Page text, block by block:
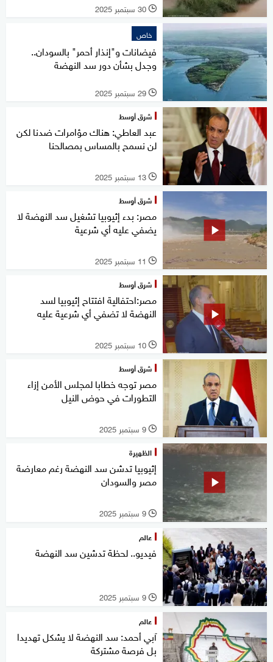
l 30 سبتمبر 2025
خاص
فيضانات و"إنذار أحمر" بالسودان..
وجدل بشأن دور سد النهضة
l 29 سبتمبر 2025
شرق أوسط
عبد العاطي: هناك مؤامرات ضدنا لكن
لن نسمح بالمساس بمصالحنا
l 13 سبتمبر 2025
شرق أوسط
مصر: بدء إثيوبيا تشغيل سد النهضة لا
يضفي عليه أي شرعية
l 11 سبتمبر 2025
شرق أوسط
مصر:احتفالية افتتاح إثيوبيا لسد
النهضة لا تضفي أي شرعية عليه
l 10 سبتمبر 2025
شرق أوسط
مصر توجه خطابا لمجلس الأمن إزاء
التطورات في حوض النيل
l 9 سبتمبر 2025
الظهيرة
إثيوبيا تدشن سد النهضة رغم معارضة
مصر والسودان
l 9 سبتمبر 2025
عالم
فيديو.. لحظة تدشين سد النهضة
l 9 سبتمبر 2025
عالم
آبي أحمد: سد النهضة لا يشكل تهديدا
بل فرصة مشتركة